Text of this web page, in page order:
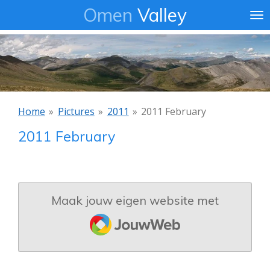
naar
de
hoofdinhoud
Omen Valley
Home » Pictures » 2011 » 2011 February
2011 February
Maak jouw eigen website met
JouwWeb